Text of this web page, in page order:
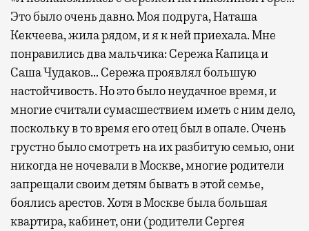
Это было очень давно. Моя подруга, Наташа
Кекчеева, жила рядом, и я к ней приехала. Мне
понравились два мальчика: Сережа Капица и
Саша Чудаков… Сережа проявлял большую
настойчивость. Но это было неудачное время, и
многие считали сумасшествием иметь с ним дело,
поскольку в то время его отец был в опале. Очень
грустно было смотреть на их разбитую семью, они
никогда не ночевали в Москве, многие родители
запрещали своим детям бывать в этой семье,
боялись арестов. Хотя в Москве была большая
квартира, кабинет, они (родители Сергея